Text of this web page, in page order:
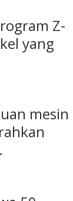
Z-
yang
mesin